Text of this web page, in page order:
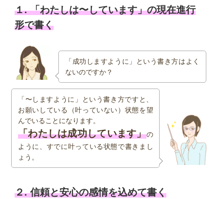
１. 「わたしは〜しています」の現在進行
形で書く
「成功しますように」という書き方はよく
ないのですか？
「〜しますように」という書き方ですと、
お願いしている（叶っていない）状態を望
んでいることになります。
「わたしは成功しています」の
ように、すでに叶っている状態で書きまし
ょう。
２. 信頼と安心の感情を込めて書く